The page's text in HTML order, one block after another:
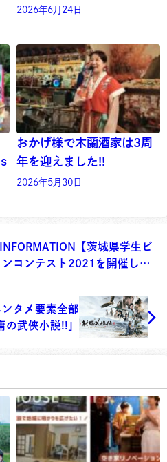
2026年6月24日
おかげ様で木蘭酒家は3周
年を迎えました!!
2026年5月30日
【茨城県学生ビ
ンコンテスト2021を開催しま
タメ要素全部
武侠小説!!」